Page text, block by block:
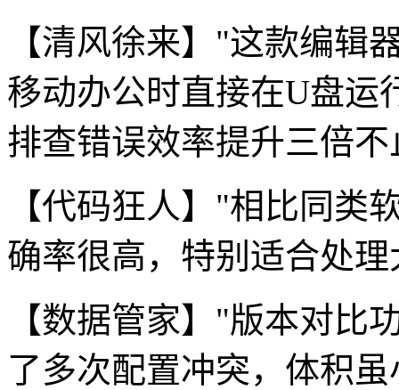
【清风徐来】"这款编辑
移动办公时直接在U盘运
排查错误效率提升三倍不
【代码狂人】"相比同类
确率很高，特别适合处
【数据管家】"版本对比
了多次配置冲突，体积